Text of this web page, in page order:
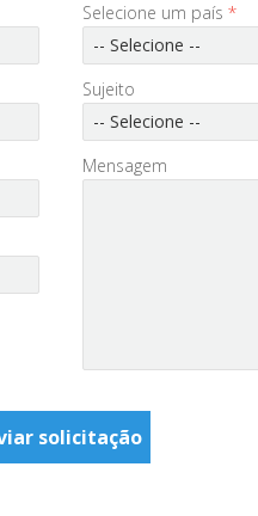
Selecione um país *
-- Selecione --
Sujeito
-- Selecione --
Mensagem